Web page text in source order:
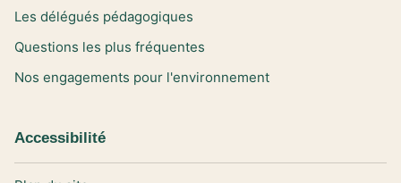
Les délégués pédagogiques
Questions les plus fréquentes
Nos engagements pour l'environnement
Accessibilité